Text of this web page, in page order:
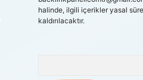
halinde, ilgili içerikler yasal
kaldırılacaktır.